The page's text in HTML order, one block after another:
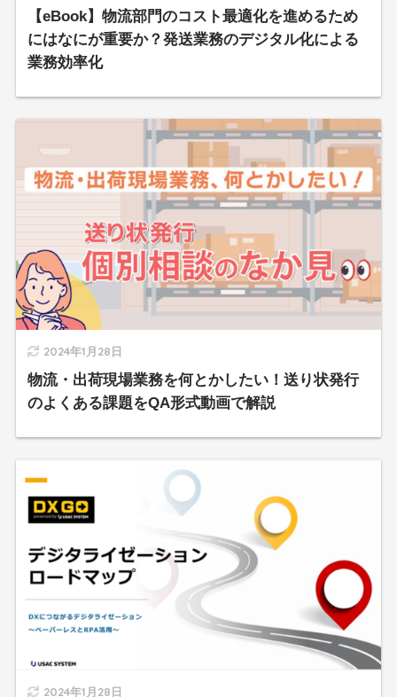
【eBook】物流部門のコスト最適化を進めるため
にはなにが重要か？発送業務のデジタル化による
業務効率化
2024年1月28日
物流・出荷現場業務を何とかしたい！送り状発行
のよくある課題をQA形式動画で解説
2024年1月28日